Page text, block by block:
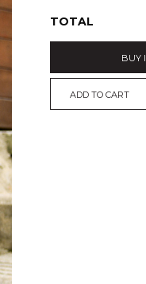
TOTAL
BUY
ADD TO CART